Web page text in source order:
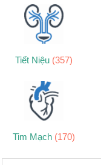
Tiết Niệu (357)
Tim Mạch (170)